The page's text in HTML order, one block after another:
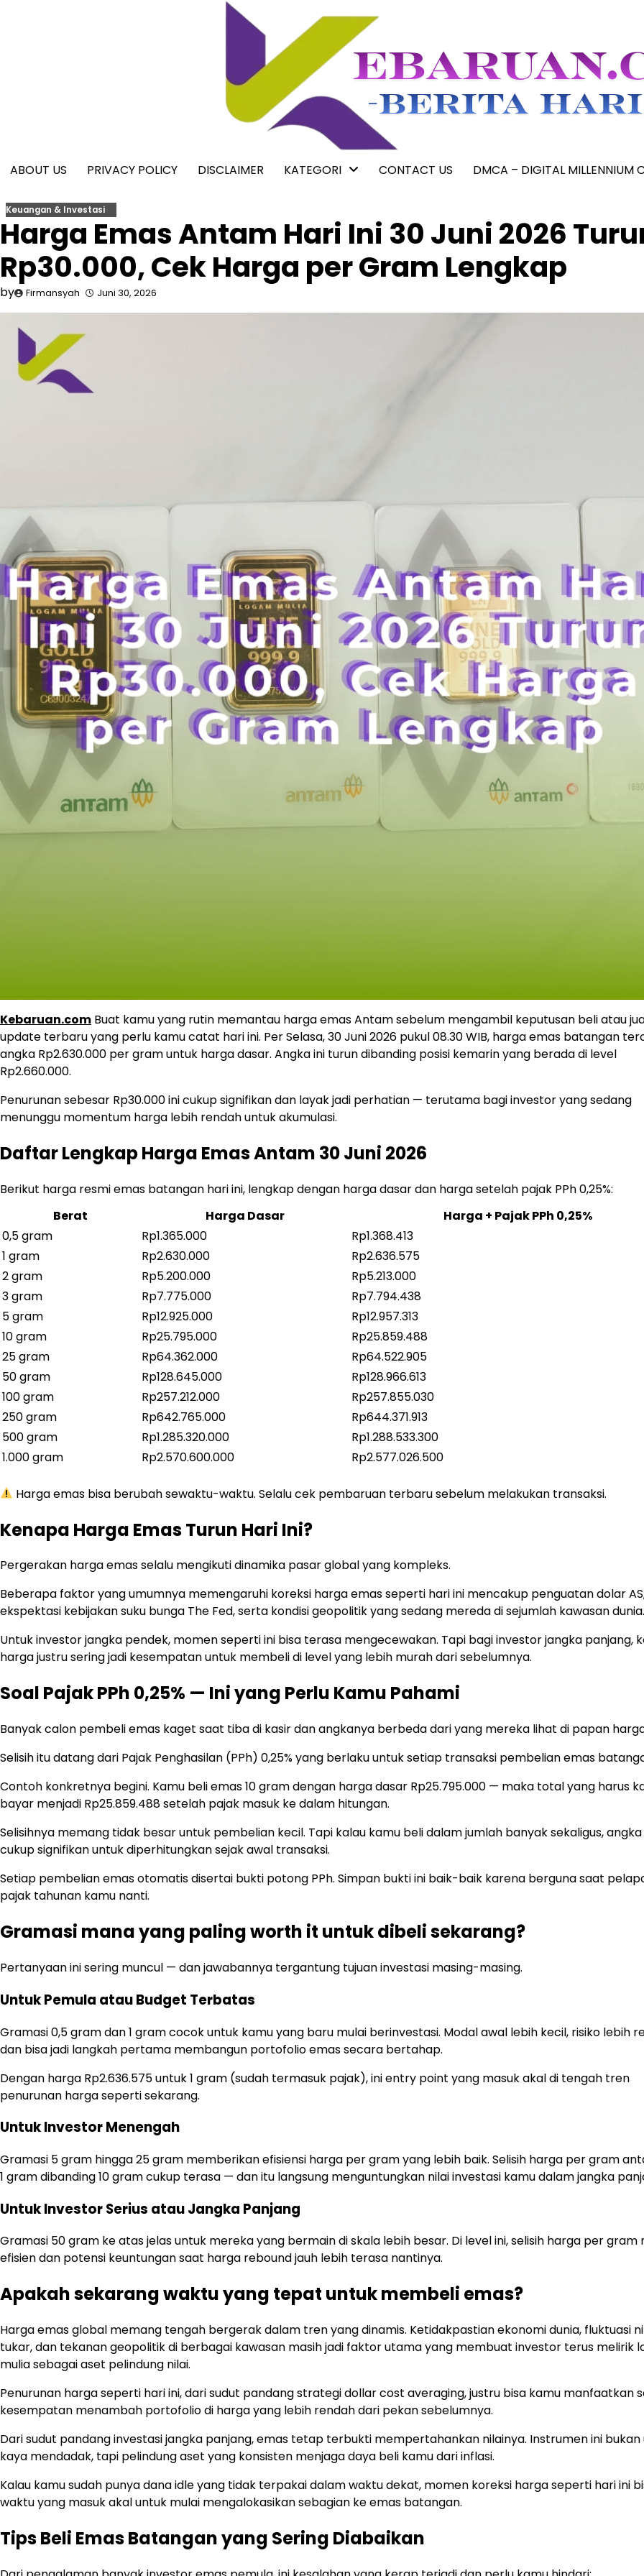
ABOUT US PRIVACY POLICY DISCLAIMER KATEGORI CONTACT US DMCA – DIGITAL MILLENNIUM
Keuangan & Investasi
Harga Emas Antam Hari Ini 30 Juni 2026
Rp30.000, Cek Harga per Gram Lengkap
by Firmansyah Juni 30, 2026
Kebaruan.com Buat kamu yang rutin memantau harga emas Antam sebelum mengambil keputusan beli atau
update terbaru yang perlu kamu catat hari ini. Per Selasa, 30 Juni 2026 pukul 08.30 WIB, harga emas batangan
angka Rp2.630.000 per gram untuk harga dasar. Angka ini turun dibanding posisi kemarin yang berada di level
Rp2.660.000.
Penurunan sebesar Rp30.000 ini cukup signifikan dan layak jadi perhatian — terutama bagi investor yang sedang
menunggu momentum harga lebih rendah untuk akumulasi.
Daftar Lengkap Harga Emas Antam 30 Juni 2026
Berikut harga resmi emas batangan hari ini, lengkap dengan harga dasar dan harga setelah pajak PPh 0,25%:
Berat
Harga Dasar
Harga + Pajak PPh 0,25%
0,5 gram
Rp1.365.000
Rp1.368.413
1 gram
Rp2.630.000
Rp2.636.575
2 gram
Rp5.200.000
Rp5.213.000
3 gram
Rp7.775.000
Rp7.794.438
5 gram
Rp12.925.000
Rp12.957.313
10 gram
Rp25.795.000
Rp25.859.488
25 gram
Rp64.362.000
Rp64.522.905
50 gram
Rp128.645.000
Rp128.966.613
100 gram
Rp257.212.000
Rp257.855.030
250 gram
Rp642.765.000
Rp644.371.913
500 gram
Rp1.285.320.000
Rp1.288.533.300
1.000 gram
Rp2.570.600.000 Rp2.577.026.500
Harga emas bisa berubah sewaktu-waktu. Selalu cek pembaruan terbaru sebelum melakukan transaksi.
Kenapa Harga Emas Turun Hari Ini?
Pergerakan harga emas selalu mengikuti dinamika pasar global yang kompleks.
Beberapa faktor yang umumnya memengaruhi koreksi harga emas seperti hari ini mencakup penguatan dolar
ekspektasi kebijakan suku bunga The Fed, serta kondisi geopolitik yang sedang mereda di sejumlah kawasan dunia.
Untuk investor jangka pendek, momen seperti ini bisa terasa mengecewakan. Tapi bagi investor jangka panjang,
harga justru sering jadi kesempatan untuk membeli di level yang lebih murah dari sebelumnya.
Soal Pajak PPh 0,25% — Ini yang Perlu Kamu Pahami
Banyak calon pembeli emas kaget saat tiba di kasir dan angkanya berbeda dari yang mereka lihat di papan
Selisih itu datang dari Pajak Penghasilan (PPh) 0,25% yang berlaku untuk setiap transaksi pembelian emas
Contoh konkretnya begini. Kamu beli emas 10 gram dengan harga dasar Rp25.795.000 — maka total yang harus
bayar menjadi Rp25.859.488 setelah pajak masuk ke dalam hitungan.
Selisihnya memang tidak besar untuk pembelian kecil. Tapi kalau kamu beli dalam jumlah banyak sekaligus,
cukup signifikan untuk diperhitungkan sejak awal transaksi.
Setiap pembelian emas otomatis disertai bukti potong PPh. Simpan bukti ini baik-baik karena berguna saat
pajak tahunan kamu nanti.
Gramasi mana yang paling worth it untuk dibeli sekarang?
Pertanyaan ini sering muncul — dan jawabannya tergantung tujuan investasi masing-masing.
Untuk Pemula atau Budget Terbatas
Gramasi 0,5 gram dan 1 gram cocok untuk kamu yang baru mulai berinvestasi. Modal awal lebih kecil, risiko lebih
dan bisa jadi langkah pertama membangun portofolio emas secara bertahap.
Dengan harga Rp2.636.575 untuk 1 gram (sudah termasuk pajak), ini entry point yang masuk akal di tengah tren
penurunan harga seperti sekarang.
Untuk Investor Menengah
Gramasi 5 gram hingga 25 gram memberikan efisiensi harga per gram yang lebih baik. Selisih harga per gram
1 gram dibanding 10 gram cukup terasa — dan itu langsung menguntungkan nilai investasi kamu dalam jangka
Untuk Investor Serius atau Jangka Panjang
Gramasi 50 gram ke atas jelas untuk mereka yang bermain di skala lebih besar. Di level ini, selisih harga per gram
efisien dan potensi keuntungan saat harga rebound jauh lebih terasa nantinya.
Apakah sekarang waktu yang tepat untuk membeli emas?
Harga emas global memang tengah bergerak dalam tren yang dinamis. Ketidakpastian ekonomi dunia, fluktuasi
tukar, dan tekanan geopolitik di berbagai kawasan masih jadi faktor utama yang membuat investor terus melirik
mulia sebagai aset pelindung nilai.
Penurunan harga seperti hari ini, dari sudut pandang strategi dollar cost averaging, justru bisa kamu manfaatkan
kesempatan menambah portofolio di harga yang lebih rendah dari pekan sebelumnya.
Dari sudut pandang investasi jangka panjang, emas tetap terbukti mempertahankan nilainya. Instrumen ini bukan
kaya mendadak, tapi pelindung aset yang konsisten menjaga daya beli kamu dari inflasi.
Kalau kamu sudah punya dana idle yang tidak terpakai dalam waktu dekat, momen koreksi harga seperti hari ini
waktu yang masuk akal untuk mulai mengalokasikan sebagian ke emas batangan.
Tips Beli Emas Batangan yang Sering Diabaikan